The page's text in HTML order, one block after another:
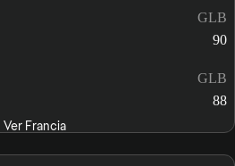
GLB
90
GLB
88
Ver Francia